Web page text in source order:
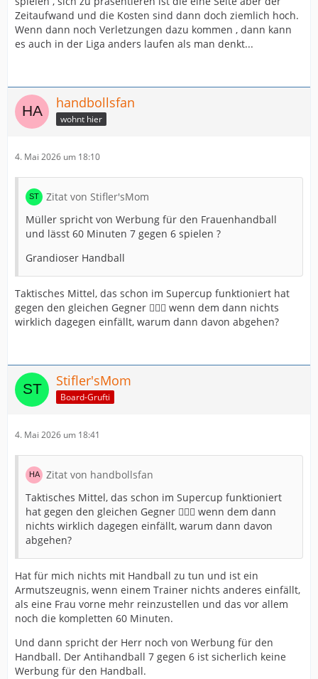
Zeitaufwand und die Kosten sind dann doch ziemlich hoch.
Wenn dann noch Verletzungen dazu kommen , dann kann
es auch in der Liga anders laufen als man denkt...
handbollsfan
wohnt hier
4. Mai 2026 um 18:10
Zitat von Stifler'sMom
Müller spricht von Werbung für den Frauenhandball
und lässt 60 Minuten 7 gegen 6 spielen ?
Grandioser Handball
Taktisches Mittel, das schon im Supercup funktioniert hat
gegen den gleichen Gegner 🤷🏼‍♀️ wenn dem dann nichts
wirklich dagegen einfällt, warum dann davon abgehen?
Stifler'sMom
Board-Grufti
4. Mai 2026 um 18:41
Zitat von handbollsfan
Taktisches Mittel, das schon im Supercup funktioniert
hat gegen den gleichen Gegner 🤷🏼‍♀️ wenn dem dann
nichts wirklich dagegen einfällt, warum dann davon
abgehen?
Hat für mich nichts mit Handball zu tun und ist ein
Armutszeugnis, wenn einem Trainer nichts anderes einfällt,
als eine Frau vorne mehr reinzustellen und das vor allem
noch die kompletten 60 Minuten.
Und dann spricht der Herr noch von Werbung für den
Handball. Der Antihandball 7 gegen 6 ist sicherlich keine
Werbung für den Handball.